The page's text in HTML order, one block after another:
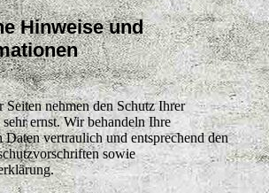
Hinweise und
Seiten nehmen den Schutz Ihrer
ernst. Wir behandeln Ihre
Daten vertraulich und entsprechend den
sowie